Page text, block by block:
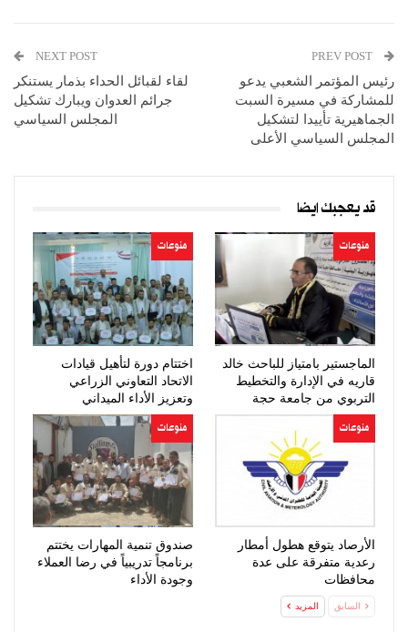
رئيس المؤتمر الشعبي يدعو
للمشاركة في مسيرة السبت
الجماهيرية تأييدا لتشكيل
المجلس السياسي الأعلى
NEXT POST
لقاء لقبائل الحداء بذمار يستنكر
جرائم العدوان ويبارك تشكيل
المجلس السياسي
قد يعجبك ايضا
منوعات
الماجستير بامتياز للباحث خالد
قاريه في الإدارة والتخطيط
التربوي من جامعة حجة
منوعات
اختتام دورة لتأهيل قيادات
الاتحاد التعاوني الزراعي
وتعزيز الأداء الميداني
منوعات
الأرصاد يتوقع هطول أمطار
رعدية متفرقة على عدة
محافظات
منوعات
صندوق تنمية المهارات يختتم
برنامجاً تدريبياً في رضا العملاء
وجودة الأداء
السابق المزيد